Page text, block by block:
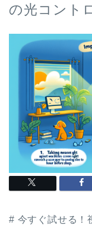
の光コント
# 今すぐ試せる！